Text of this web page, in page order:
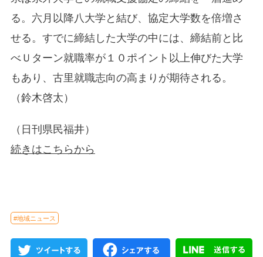
る。六月以降八大学と結び、協定大学数を倍増さ
せる。すでに締結した大学の中には、締結前と比
べＵターン就職率が１０ポイント以上伸びた大学
もあり、古里就職志向の高まりが期待される。
（鈴木啓太）
（日刊県民福井）
続きはこちらから
#地域ニュース